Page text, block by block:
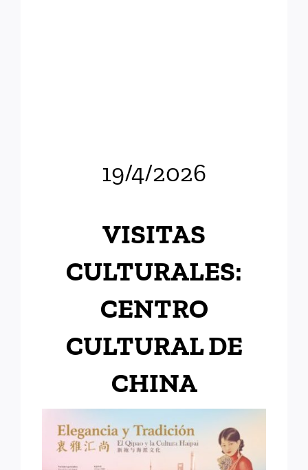
19/4/2026
VISITAS
CULTURALES:
CENTRO
CULTURAL DE
CHINA